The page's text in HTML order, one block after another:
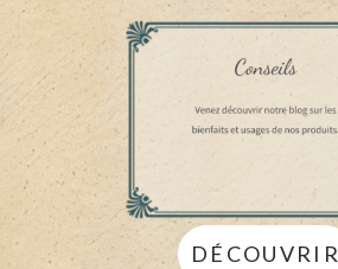
DÉCOUVRIR